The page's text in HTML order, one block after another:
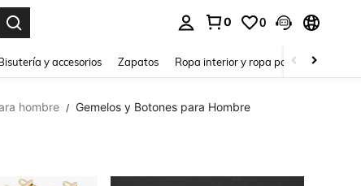
0 0
y accesorios Zapatos Ropa interior y ropa para dormir
hombre / Gemelos y Botones para Hombre